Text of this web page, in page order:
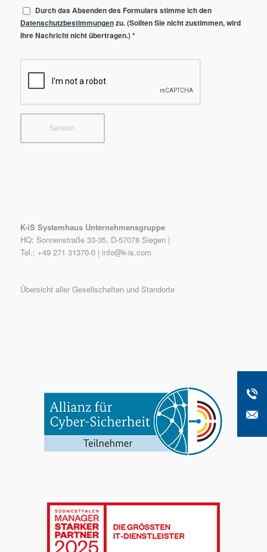
Durch das Absenden des Formulars stimme ich den
Datenschutzbestimmungenzu. (Sollten Sie nicht zustimmen, wird
Ihre Nachricht nicht übertragen.)*
K-iS Systemhaus Unternehmensgruppe
HQ: Sonnenstraße 33-35, D-57078 Siegen |
Tel.: +49 271 31370-0 | info@k-is.com
Übersicht aller Gesellschaften und Standorte